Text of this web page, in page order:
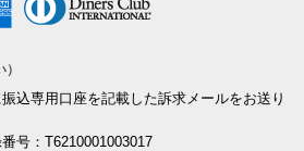
込専用口座を記載した訴求メールをお送り
号：T6210001003017